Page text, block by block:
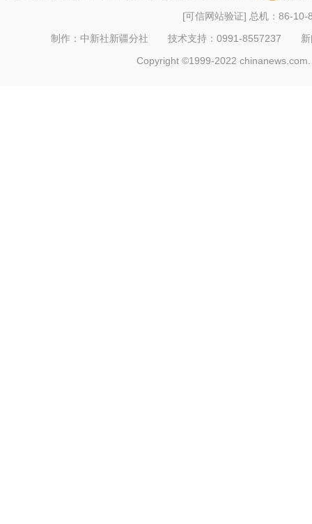
[可信网站验证] 总机：86-10-
制作：中新社新疆分社 技术支持：0991-8557237
Copyright ©1999-2022